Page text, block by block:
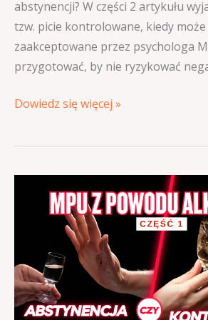
abstynencji? W części 2 artykułu
tzw. picie kontrolowane, kiedy może
zaakceptowane przez psychologa
przygotować, by nie ryzykować
Dowiedz się więcej »
abstynencja
czy
picie